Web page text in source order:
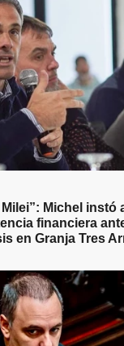
Michel instó
financiera
en Granja Tres